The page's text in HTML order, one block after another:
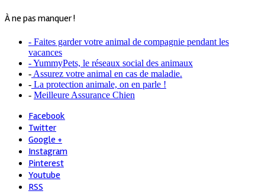
À ne pas manquer !
- Faites garder votre animal de compagnie pendant les
vacances
- YummyPets, le réseaux social des animaux
- Assurez votre animal en cas de maladie.
- La protection animale, on en parle !
- Meilleure Assurance Chien
Facebook
Twitter
Google +
Instagram
Pinterest
Youtube
RSS